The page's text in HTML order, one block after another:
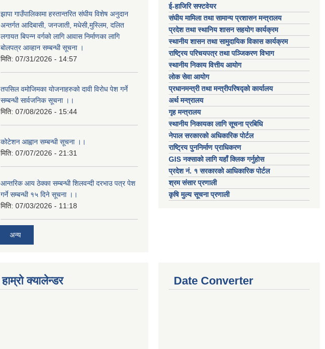
झापा गाउँपालिकामा हस्तान्तरित संघीय विशेष अनुदान
अन्तर्गत आदिबासी, जनजाती, मधेसी,मुस्लिम, दलित
लगायत बिपन्न वर्गको लागि आवास निर्माणका लागि
बोलपत्र आव्हान सम्बन्धी सूचना ।
मिति: 07/31/2026 - 14:57
तपसिल वमोजिमका योजनाहरुको दावी विरोध पेश गर्ने
सम्बन्धी सार्वजनिक सूचना ।।
मिति: 07/08/2026 - 15:44
कोटेशन आह्वान सम्बन्धी सूचना ।।
मिति: 07/07/2026 - 21:31
आन्तरिक आय ठेक्का सम्बन्धी शिलवन्दी दरभाउ पत्र पेश
गर्ने सम्बन्धी १५ दिने सूचना ।।
मिति: 07/03/2026 - 11:18
अन्य
ई-हाजिरि सफ्टवेयर
संघीय मामिला तथा सामान्य प्रशासन मन्त्रालय
प्रदेश तथा स्थानिय शासन सहयोग कार्यक्रम
स्थानीय शासन तथा सामुदायिक विकास कार्यक्रम
राष्ट्रिय परिचयपत्र तथा पञ्जिकरण विभाग
स्थानीय निकाय वित्तीय आयोग
लोक सेवा आयोग
प्रधानमन्त्री तथा मन्त्रीपरिषद्को कार्यालय
अर्थ मन्त्रालय
गृह मन्त्रालय
स्थानीय निकायका लागि सूचना प्रबिधि
नेपाल सरकारको अधिकारिक पोर्टल
राष्ट्रिय पुननिर्माण प्राधिकरण
GIS नक्साको लागि यहाँ क्लिक गर्नुहोस
प्रदेश नं. १ सरकारको आधिकारिक पोर्टल
श्रम संसार प्रणाली
कृषि मुल्य सूचना प्रणाली
हाम्रो क्यालेन्डर Date Converter